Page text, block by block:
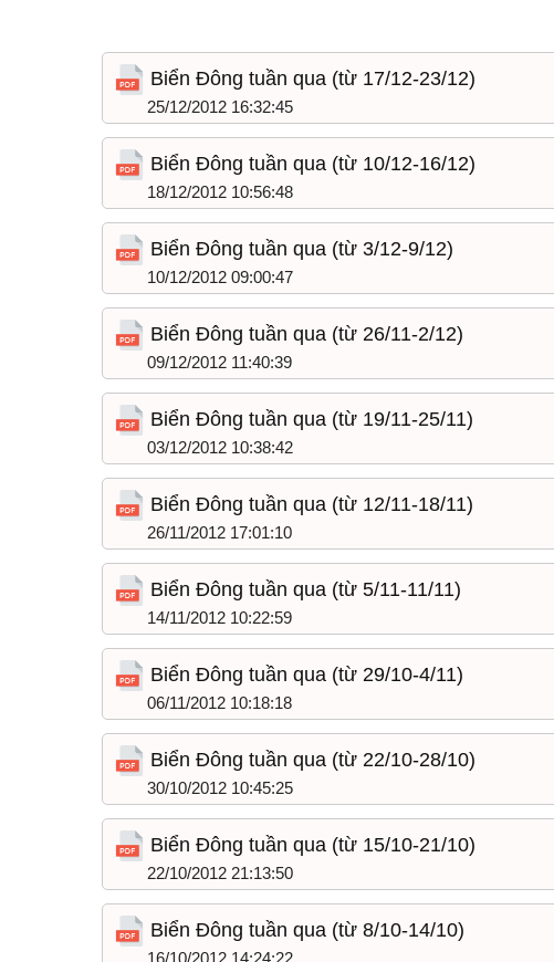
Biển Đông tuần qua (từ 17/12-23/12)
25/12/2012 16:32:45
Biển Đông tuần qua (từ 10/12-16/12)
18/12/2012 10:56:48
Biển Đông tuần qua (từ 3/12-9/12)
10/12/2012 09:00:47
Biển Đông tuần qua (từ 26/11-2/12)
09/12/2012 11:40:39
Biển Đông tuần qua (từ 19/11-25/11)
03/12/2012 10:38:42
Biển Đông tuần qua (từ 12/11-18/11)
26/11/2012 17:01:10
Biển Đông tuần qua (từ 5/11-11/11)
14/11/2012 10:22:59
Biển Đông tuần qua (từ 29/10-4/11)
06/11/2012 10:18:18
Biển Đông tuần qua (từ 22/10-28/10)
30/10/2012 10:45:25
Biển Đông tuần qua (từ 15/10-21/10)
22/10/2012 21:13:50
Biển Đông tuần qua (từ 8/10-14/10)